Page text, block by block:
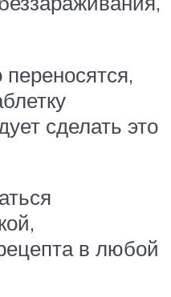
сделать это
в любой